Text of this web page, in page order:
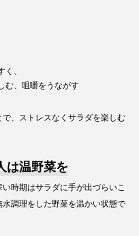
、
む、咀嚼をうながす
、ストレスなくサラダを楽しむ
は温野菜を
時期はサラダに手が出づらいこ
調理をした野菜を温かい状態で